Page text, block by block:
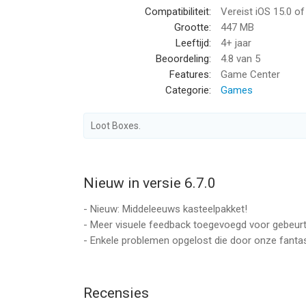
▶ Schatkamers vol met beloningen!
▶ Speel offline of maak probleemloos online
▶ Geniet van verbeterde stadsbouw op talloze
▶ Maak, personaliseer en bewonder de
▶ Jouw feedback helpt ons enorm om te
City Island 6: Building Town van Sparkling
Informatie voor City Island 6: Building Townis het
Compatibiliteit:
Vereist iOS 15.0
Grootte:
447 MB
Leeftijd:
4+ jaar
Beoordeling:
4.8 van 5
Features:
Game Center
Categorie:
Games
Loot Boxes.
Nieuw in versie 6.7.0
- Nieuw: Middeleeuws kasteelpakket!
- Meer visuele feedback toegevoegd voor
- Enkele problemen opgelost die door onze
Recensies